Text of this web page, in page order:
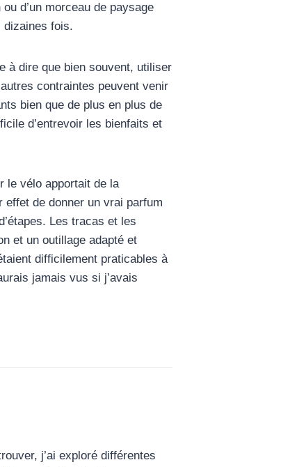
d’un morceau de paysage
dizaines fois.
à dire que bien souvent, utiliser
contraintes peuvent venir
bien que de plus en plus de
d’entrevoir les bienfaits et
le vélo apportait de la
effet de donner un vrai parfum
Les tracas et les
et un outillage adapté et
difficilement praticables à
jamais vus si j’avais
j’ai exploré différentes